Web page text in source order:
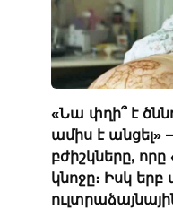
«Նա փղի՞ է
ամիս է անցել»
բժիշկները, որը
կնոջը։ Իսկ երբ